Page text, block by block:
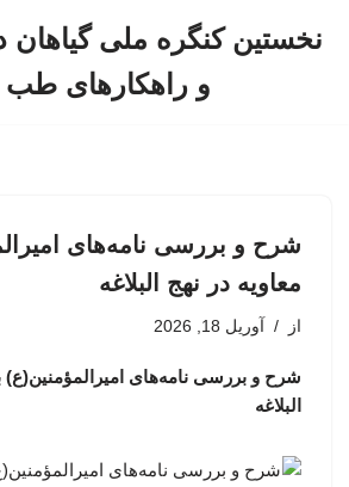
نخستین کنگره ملی گیاهان
و راهکارهای طب
شرح و بررسی نامه‌های
معاویه در نهج البلاغه
از آوریل 18, 2026
شرح و بررسی نامه‌های امیرالمؤمنین(ع)
البلاغه